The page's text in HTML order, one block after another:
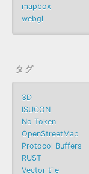
mapbox
webgl
タグ
3D
ISUCON
No Token
OpenStreetMap
Protocol Buffers
RUST
Vector tile